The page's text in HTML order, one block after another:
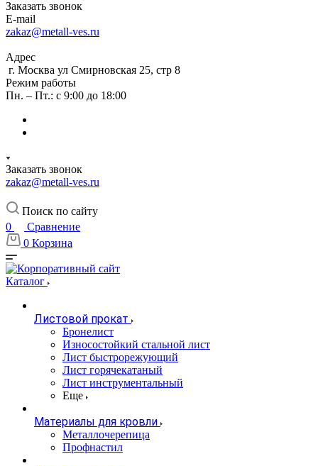
Заказать звонок
E-mail
zakaz@metall-ves.ru
Адрес
г. Москва ул Смирновская 25, стр 8
Режим работы
Пн. – Пт.: с 9:00 до 18:00
Заказать звонок
zakaz@metall-ves.ru
Поиск по сайту
0
Сравнение
0 Корзина
Каталог
Листовой прокат
Бронелист
Износостойкий стальной лист
Лист быстрорежующий
Лист горячекатаный
Лист инструментальный
Еще
Материалы для кровли
Металлочерепица
Профнастил